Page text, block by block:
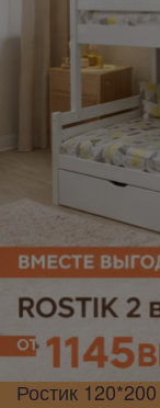
Ростик 120*200